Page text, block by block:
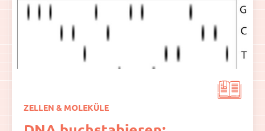
ZELLEN & MOLEKÜLE